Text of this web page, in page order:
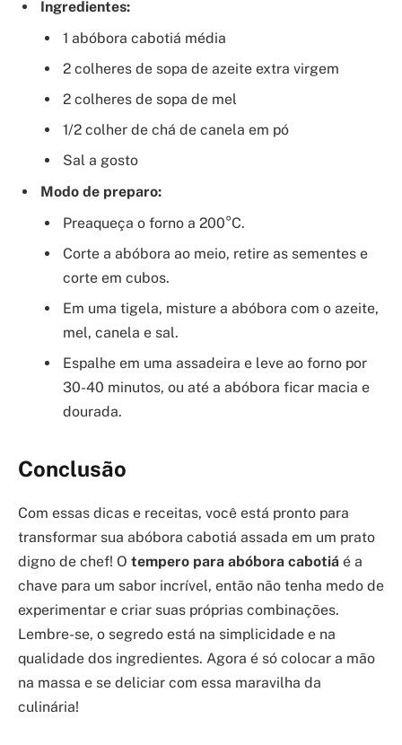
Ingredientes:
1 abóbora cabotiá média
2 colheres de sopa de azeite extra virgem
2 colheres de sopa de mel
1/2 colher de chá de canela em pó
Sal a gosto
Modo de preparo:
Preaqueça o forno a 200°C.
Corte a abóbora ao meio, retire as sementes e
corte em cubos.
Em uma tigela, misture a abóbora com o azeite,
mel, canela e sal.
Espalhe em uma assadeira e leve ao forno por
30-40 minutos, ou até a abóbora ficar macia e
dourada.
Conclusão
Com essas dicas e receitas, você está pronto para
transformar sua abóbora cabotiá assada em um prato
digno de chef! O tempero para abóbora cabotiá é a
chave para um sabor incrível, então não tenha medo de
experimentar e criar suas próprias combinações.
Lembre-se, o segredo está na simplicidade e na
qualidade dos ingredientes. Agora é só colocar a mão
na massa e se deliciar com essa maravilha da
culinária!